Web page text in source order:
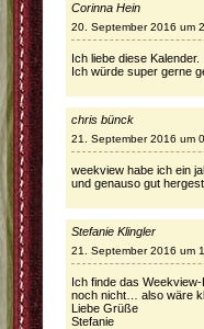
Corinna Hein
20. September 2016 um
Ich liebe diese Kalender.
Ich würde super gerne
chris bünck
21. September 2016 um
weekview habe ich ein
und genauso gut
Stefanie Klingler
21. September 2016 um
Ich finde das
noch nicht… also wäre
Liebe Grüße
Stefanie